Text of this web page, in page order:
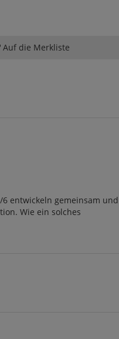
Auf die Merkliste
entwickeln gemeinsam und
Wie ein solches